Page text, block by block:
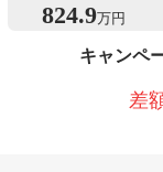
824.9万円
キャンペ
差